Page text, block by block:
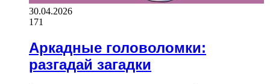
30.04.2026
171
Аркадные головоломки:
разгадай загадки